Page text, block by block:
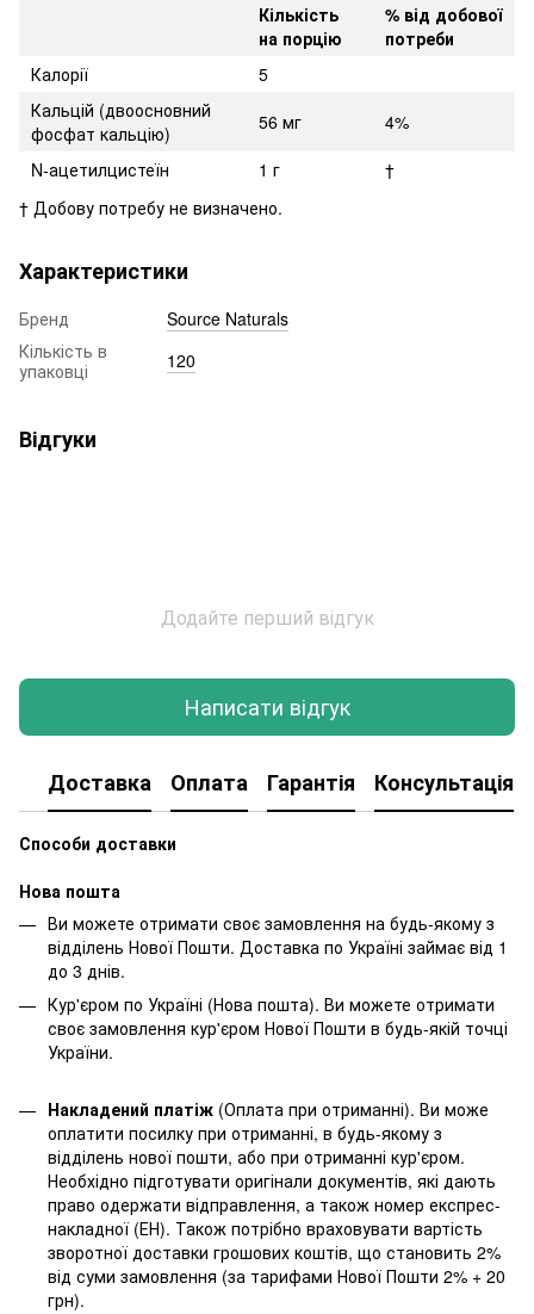
Кількість
на порцію
% від добової
потреби
Калорії
5
Кальцій (двоосновний
фосфат кальцію)
56 мг
4%
N-ацетилцистеїн
1 г
†
† Добову потребу не визначено.
Характеристики
Бренд
Source Naturals
Кількість в
упаковці
120
Відгуки
Додайте перший відгук
Написати відгук
Доставка Оплата Гарантія Консультація
Способи доставки
Нова пошта
Ви можете отримати своє замовлення на будь-якому з
відділень Нової Пошти. Доставка по Україні займає від 1
до 3 днів.
Кур'єром по Україні (Нова пошта). Ви можете отримати
своє замовлення кур'єром Нової Пошти в будь-якій точці
України.
Накладений платіж (Оплата при отриманні). Ви може
оплатити посилку при отриманні, в будь-якому з
відділень нової пошти, або при отриманні кур'єром.
Необхідно підготувати оригінали документів, які дають
право одержати відправлення, а також номер експрес-
накладної (ЕН). Також потрібно враховувати вартість
зворотної доставки грошових коштів, що становить 2%
від суми замовлення (за тарифами Нової Пошти 2% + 20
грн).